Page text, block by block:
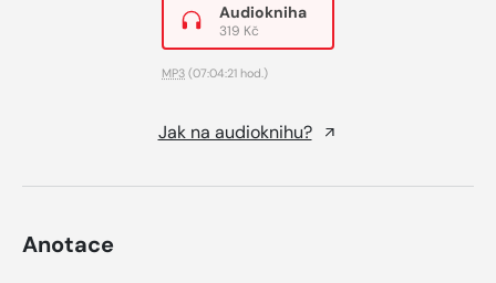
Audiokniha
319 Kč
MP3 (07:04:21 hod.)
Jak na audioknihu?
Anotace